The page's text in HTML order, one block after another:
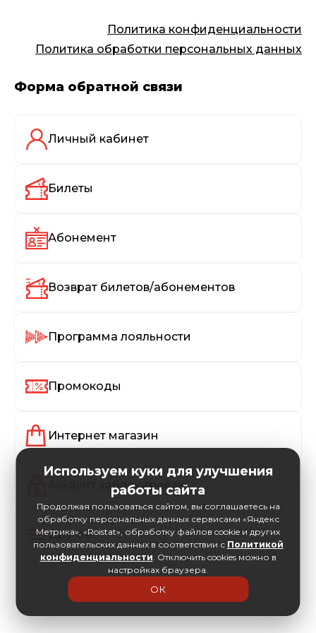
Политика конфиденциальности
Политика обработки персональных данных
Форма обратной связи
Личный кабинет
Билеты
Абонемент
Возврат билетов/абонементов
Программа лояльности
Промокоды
Интернет магазин
Аккаунт заблокирован
Другое
Используем куки для улучшения
работы сайта
Продолжая пользоваться сайтом, вы соглашаетесь на
обработку персональных данных сервисами «Яндекс
Метрика», «Roistat», обработку файлов cookie и других
пользовательских данных в соответствии с Политикой
конфиденциальности. Отключить cookies можно в
настройках браузера.
ОК